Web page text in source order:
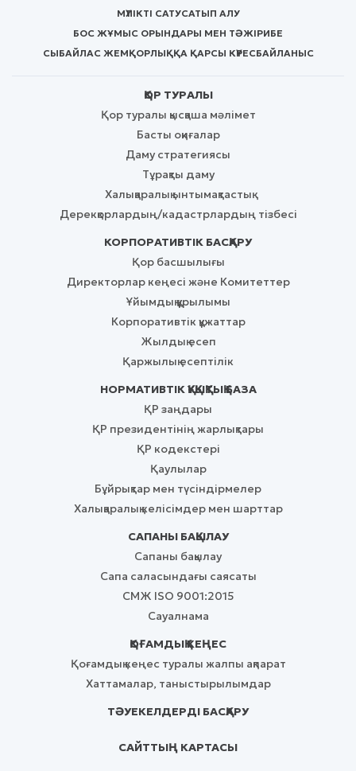
МҮЛІКТІ САТУСАТЫП АЛУ
БОС ЖҰМЫС ОРЫНДАРЫ МЕН ТӘЖІРИБЕ
СЫБАЙЛАС ЖЕМҚОРЛЫҚҚА ҚАРСЫ КҮРЕСБАЙЛАНЫС
ҚОР ТУРАЛЫ
Қор туралы қысқаша мәлімет
Басты оқиғалар
Даму стратегиясы
Тұрақты даму
Халықаралық ынтымақтастық
Дерекқорлардың/кадастрлардың тізбесі
КОРПОРАТИВТІК БАСҚАРУ
Қор басшылығы
Директорлар кеңесі және Комитеттер
Ұйымдық құрылымы
Корпоративтік құжаттар
Жылдық есеп
Қаржылық есептілік
НОРМАТИВТІК ҚҰҚЫҚТЫҚ БАЗА
ҚР заңдары
ҚР президентінің жарлықтары
ҚР кодекстері
Қаулылар
Бұйрықтар мен түсіндірмелер
Халықаралық келісімдер мен шарттар
САПАНЫ БАҚЫЛАУ
Сапаны бақылау
Сапа саласындағы саясаты
СМЖ ISO 9001:2015
Сауалнама
ҚОҒАМДЫҚ КЕҢЕС
Қоғамдық кеңес туралы жалпы ақпарат
Хаттамалар, таныстырылымдар
ТӘУЕКЕЛДЕРДІ БАСҚАРУ
САЙТТЫҢ КАРТАСЫ